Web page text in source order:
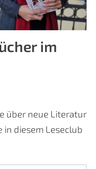
im
über neue Literatur
in diesem Leseclub